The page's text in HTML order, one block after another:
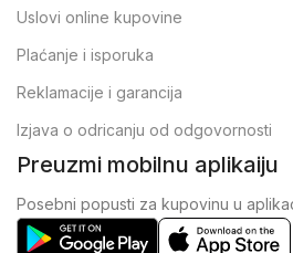
Uslovi online kupovine
Plaćanje i isporuka
Reklamacije i garancija
Izjava o odricanju od odgovornosti
Preuzmi mobilnu aplikaiju
Posebni popusti za kupovinu u